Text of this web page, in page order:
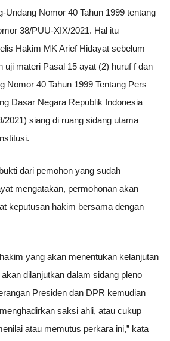
Undang Nomor 40 Tahun 1999 tentang
38/PUU-XIX/2021. Hal itu
Hakim MK Arief Hidayat sebelum
uji materi Pasal 15 ayat (2) huruf f dan
Nomor 40 Tahun 1999 Tentang Pers
Dasar Negara Republik Indonesia
2021) siang di ruang sidang utama
dari pemohon yang sudah
mengatakan, permohonan akan
keputusan hakim bersama dengan
yang akan menentukan kelanjutan
dilanjutkan dalam sidang pleno
Presiden dan DPR kemudian
saksi ahli, atau cukup
atau memutus perkara ini,” kata